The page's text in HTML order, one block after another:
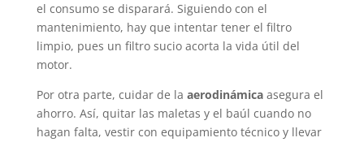
el consumo se disparará. Siguiendo con el
mantenimiento, hay que intentar tener el filtro
limpio, pues un filtro sucio acorta la vida útil del
motor.
Por otra parte, cuidar de la aerodinámicaasegura el
ahorro. Así, quitar las maletas y el baúl cuando no
hagan falta, vestir con equipamiento técnico y llevar